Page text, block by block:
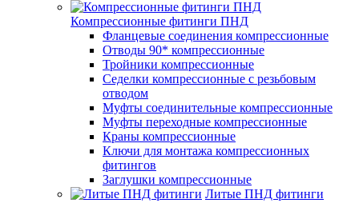
Компрессионные фитинги ПНД
Фланцевые соединения компрессионные
Отводы 90* компрессионные
Тройники компрессионные
Седелки компрессионные с резьбовым
отводом
Муфты соединительные компрессионные
Муфты переходные компрессионные
Краны компрессионные
Ключи для монтажа компрессионных
фитингов
Заглушки компрессионные
Литые ПНД фитинги